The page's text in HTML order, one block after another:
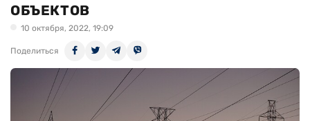
ОБЪЕКТОВ
10 октября, 2022, 19:09
Поделиться